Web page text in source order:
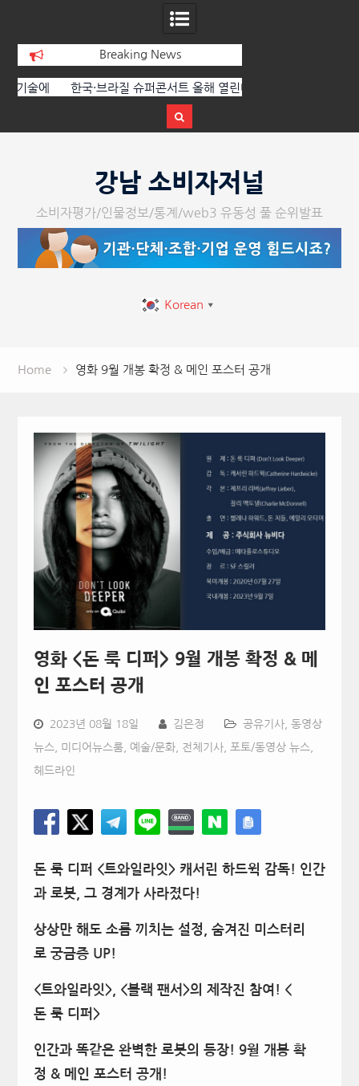
Breaking News
한국·브라질 슈퍼콘서트 올해 열린다
강남 소비자저널
소비자평가/인물정보/통계/web3 유동성 풀 순위발표
Korean ▼
Home 영화 9월 개봉 확정 & 메인 포스터 공개
영화 <돈 룩 디퍼> 9월 개봉 확정 & 메
인 포스터 공개
2023년 08월 18일 김은정 공유기사, 동영상
뉴스, 미디어뉴스룸, 예술/문화, 전체기사, 포토/동영상 뉴스,
헤드라인
돈 룩 디퍼 <트와일라잇> 캐서린 하드윅 감독! 인간
과 로봇, 그 경계가 사라졌다!
상상만 해도 소름 끼치는 설정, 숨겨진 미스터리
로 궁금증 UP!
<트와일라잇>, <블랙 팬서>의 제작진 참여! <
돈 룩 디퍼>
인간과 똑같은 완벽한 로봇의 등장! 9월 개봉 확
정 & 메인 포스터 공개!